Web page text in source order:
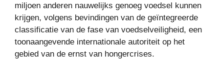
miljoen anderen nauwelijks genoeg voedsel kunnen
krijgen, volgens bevindingen van de geïntegreerde
classificatie van de fase van voedselveiligheid, een
toonaangevende internationale autoriteit op het
gebied van de ernst van hongercrises.